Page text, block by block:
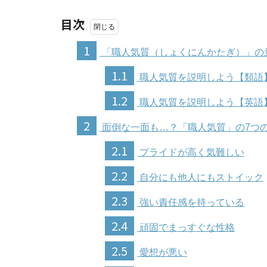
目次
1
「職人気質（しょくにんかたぎ）」の
1.1 職人気質を説明しよう【類語
1.2 職人気質を説明しよう【英語
2 面倒な一面も…？「職人気質」の7つ
2.1 プライドが高く気難しい
2.2 自分にも他人にもストイック
2.3 強い責任感を持っている
2.4 頑固でまっすぐな性格
2.5 愛想が悪い